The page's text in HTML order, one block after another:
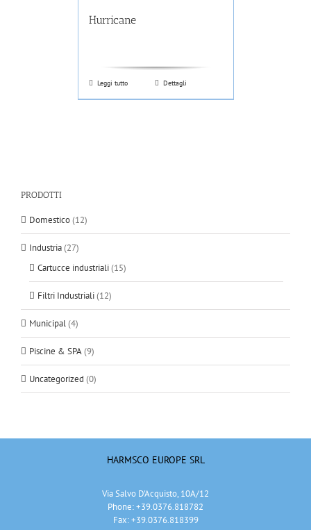
Hurricane
Leggi tutto Dettagli
PRODOTTI
Domestico(12)
Industria(27)
Cartucce industriali(15)
Filtri Industriali(12)
Municipal(4)
Piscine & SPA(9)
Uncategorized (0)
HARMSCO EUROPE SRL
Via Salvo D'Acquisto, 10A/12
Phone: +39.0376.818782
Fax: +39.0376.818399